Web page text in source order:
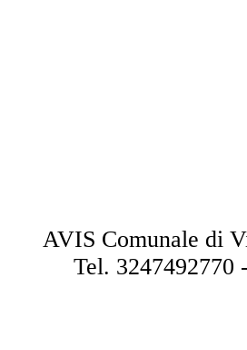
AVIS Comunale di
Tel. 3247492770